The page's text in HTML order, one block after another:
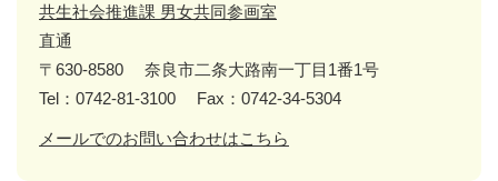
共生社会推進課 男女共同参画室
直通
〒630-8580
奈良市二条大路南一丁目1番1号
Tel：0742-81-3100
Fax：0742-34-5304
メールでのお問い合わせはこちら